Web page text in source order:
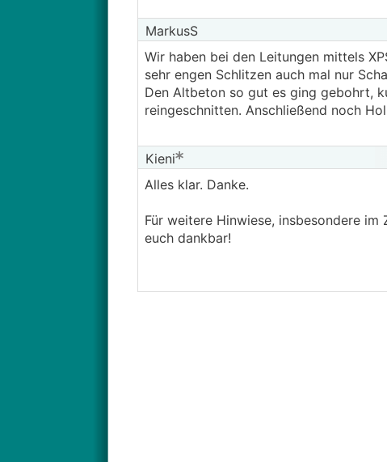
MarkusS
Wir haben bei den Leitungen mittels
sehr engen Schlitzen auch mal nur
Den Altbeton so gut es ging gebohrt,
reingeschnitten. Anschließend noch
Kieni
Alles klar. Danke.
Für weitere Hinwiese, insbesondere
euch dankbar!